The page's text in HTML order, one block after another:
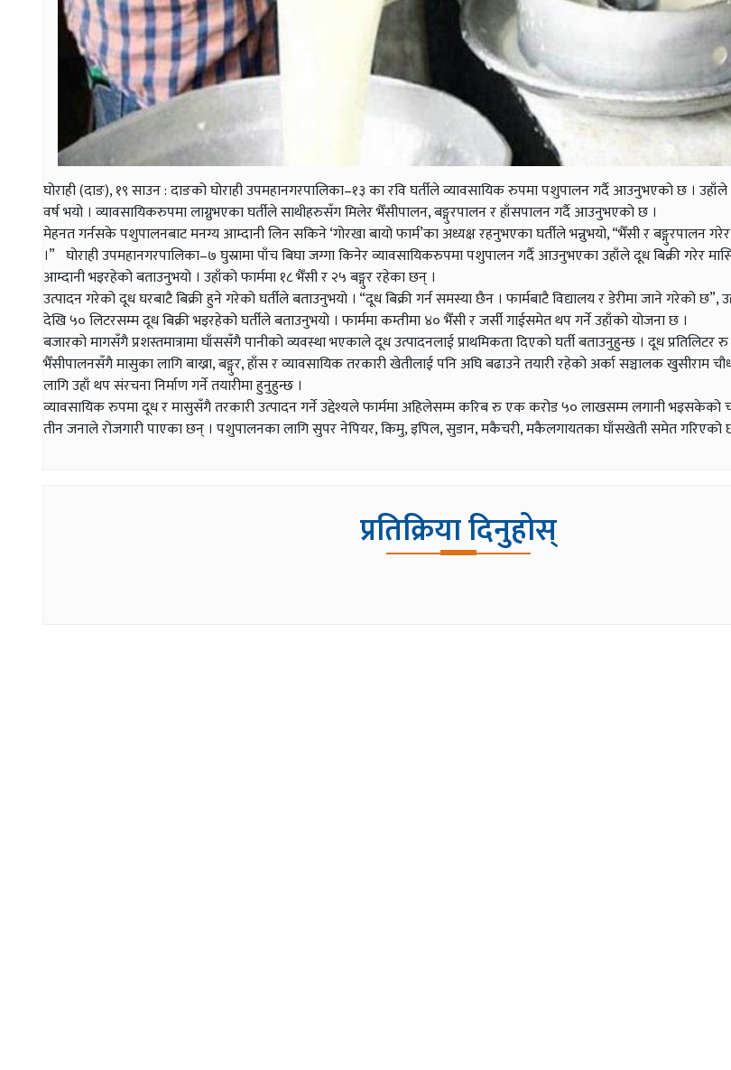
घोराही (दाङ), १९ साउन : दाङको घोराही उपमहानगरपालिका–१३ का रवि घर्तीले व्यावसायिक रुपमा पशुपालन गर्दै आउनुभएको छ ।
वर्ष भयो । व्यावसायिकरुपमा लाग्नुभएका घर्तीले साथीहरुसँग मिलेर भैँसीपालन, बङ्गुरपालन र हाँसपालन गर्दै आउनुभएको छ ।
मेहनत गर्नसके पशुपालनबाट मनग्य आम्दानी लिन सकिने ‘गोरखा बायो फार्म’का अध्यक्ष रहनुभएका घर्तीले भन्नुभयो, “भैँसी र बङ्गुरपालन
।” घोराही उपमहानगरपालिका–७ घुस्रामा पाँच बिघा जग्गा किनेर व्यावसायिकरुपमा पशुपालन गर्दै आउनुभएका उहाँले दूध बिक्री गरेर
आम्दानी भइरहेको बताउनुभयो । उहाँको फार्ममा १८ भैँसी र २५ बङ्गुर रहेका छन् ।
उत्पादन गरेको दूध घरबाटै बिक्री हुने गरेको घर्तीले बताउनुभयो । “दूध बिक्री गर्न समस्या छैन । फार्मबाटै विद्यालय र डेरीमा जाने गरेको छ”,
देखि ५० लिटरसम्म दूध बिक्री भइरहेको घर्तीले बताउनुभयो । फार्ममा कम्तीमा ४० भैँसी र जर्सी गाईसमेत थप गर्ने उहाँको योजना छ ।
बजारको मागसँगै प्रशस्तमात्रामा घाँससँगै पानीको व्यवस्था भएकाले दूध उत्पादनलाई प्राथमिकता दिएको घर्ती बताउनुहुन्छ । दूध प्रतिलिटर
भैँसीपालनसँगै मासुका लागि बाख्रा, बङ्गुर, हाँस र व्यावसायिक तरकारी खेतीलाई पनि अघि बढाउने तयारी रहेको अर्का सञ्चालक खुसीराम
लागि उहाँ थप संरचना निर्माण गर्ने तयारीमा हुनुहुन्छ ।
व्यावसायिक रुपमा दूध र मासुसँगै तरकारी उत्पादन गर्ने उद्देश्यले फार्ममा अहिलेसम्म करिब रु एक करोड ५० लाखसम्म लगानी भइसकेको
तीन जनाले रोजगारी पाएका छन् । पशुपालनका लागि सुपर नेपियर, किमु, इपिल, सुडान, मकैचरी, मकैलगायतका घाँसखेती समेत गरिएको
प्रतिक्रिया दिनुहोस्